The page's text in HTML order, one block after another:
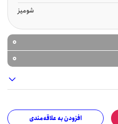
شومیز
0
0
افزودن به علاقه‌مندی